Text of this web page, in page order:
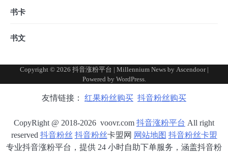
书卡
书文
Copyright © 2026 抖音涨粉平台 | Millennium News by Ascendoor|
Powered by WordPress.
友情链接： 红果粉丝购买 抖音粉丝购买
CopyRight @ 2018-2026 voovr.com 抖音涨粉平台 All right
reserved 抖音粉丝 抖音粉丝卡盟网 网站地图 抖音粉丝卡盟
专业抖音涨粉平台，提供 24 小时自助下单服务，涵盖抖音粉